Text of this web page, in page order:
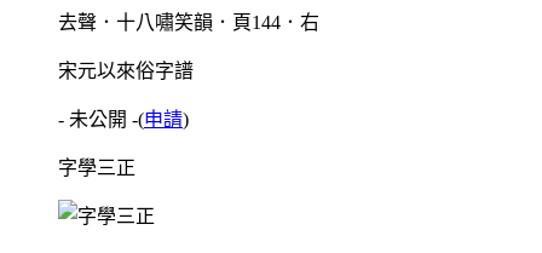
去聲．十八嘯笑韻．頁144．右
宋元以來俗字譜
- 未公開 -(申請)
字學三正